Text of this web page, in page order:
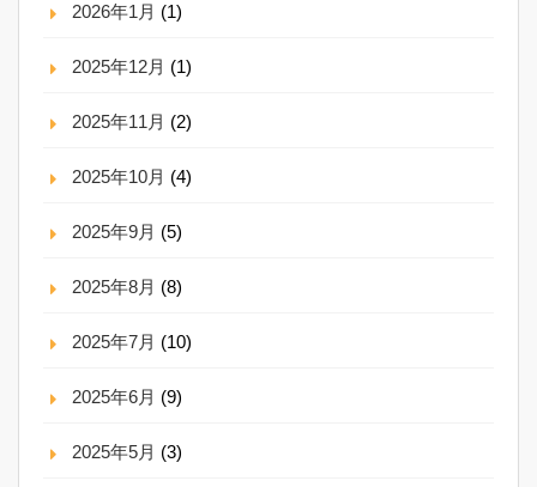
2026年1月 (1)
2025年12月 (1)
2025年11月 (2)
2025年10月 (4)
2025年9月 (5)
2025年8月 (8)
2025年7月 (10)
2025年6月 (9)
2025年5月 (3)